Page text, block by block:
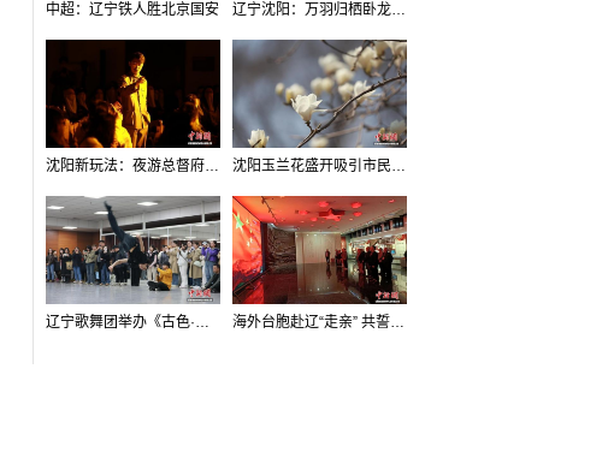
中超：辽宁铁人胜北京国安 辽宁沈阳：万羽归栖卧龙湖看群鸟齐飞
沈阳新玩法：夜游总督府，当一回“赴宴者” 沈阳玉兰花盛开吸引市民打卡
辽宁歌舞团举办《古色·国宝辽宁》排练开放日活动 海外台胞赴辽“走亲” 共誓“和平初心”